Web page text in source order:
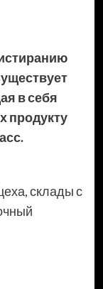
в себя
продукту
склады с